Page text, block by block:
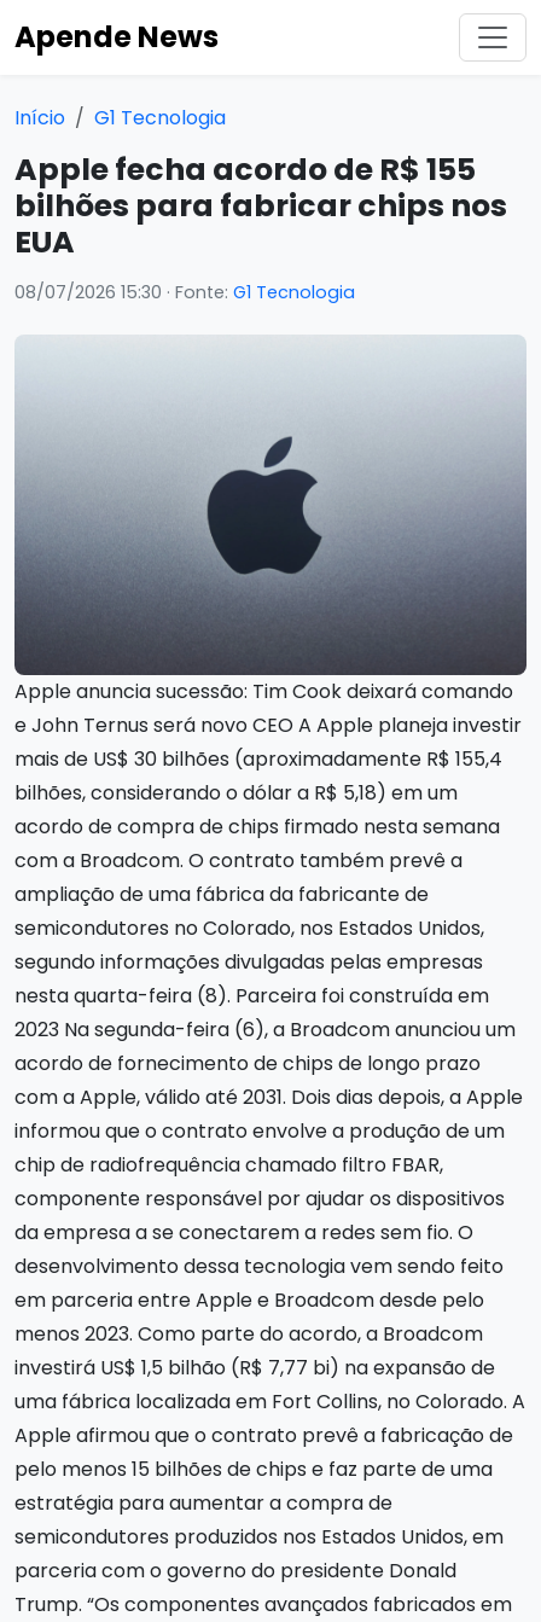
Apende News
Início G1 Tecnologia
Apple fecha acordo de R$ 155
bilhões para fabricar chips nos
EUA
08/07/2026 15:30 · Fonte: G1 Tecnologia
Apple anuncia sucessão: Tim Cook deixará comando
e John Ternus será novo CEO A Apple planeja investir
mais de US$ 30 bilhões (aproximadamente R$ 155,4
bilhões, considerando o dólar a R$ 5,18) em um
acordo de compra de chips firmado nesta semana
com a Broadcom. O contrato também prevê a
ampliação de uma fábrica da fabricante de
semicondutores no Colorado, nos Estados Unidos,
segundo informações divulgadas pelas empresas
nesta quarta-feira (8). Parceira foi construída em
2023 Na segunda-feira (6), a Broadcom anunciou um
acordo de fornecimento de chips de longo prazo
com a Apple, válido até 2031. Dois dias depois, a Apple
informou que o contrato envolve a produção de um
chip de radiofrequência chamado filtro FBAR,
componente responsável por ajudar os dispositivos
da empresa a se conectarem a redes sem fio. O
desenvolvimento dessa tecnologia vem sendo feito
em parceria entre Apple e Broadcom desde pelo
menos 2023. Como parte do acordo, a Broadcom
investirá US$ 1,5 bilhão (R$ 7,77 bi) na expansão de
uma fábrica localizada em Fort Collins, no Colorado. A
Apple afirmou que o contrato prevê a fabricação de
pelo menos 15 bilhões de chips e faz parte de uma
estratégia para aumentar a compra de
semicondutores produzidos nos Estados Unidos, em
parceria com o governo do presidente Donald
Trump. “Os componentes avançados fabricados em